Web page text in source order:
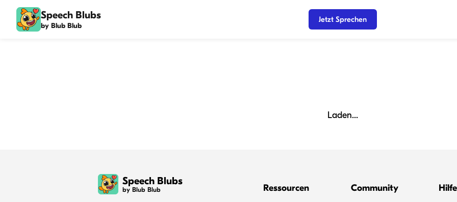
Speech Blubs
by Blub Blub
Jetzt Sprechen
Laden...
Speech Blubs
by Blub Blub Ressourcen Community Hilfe